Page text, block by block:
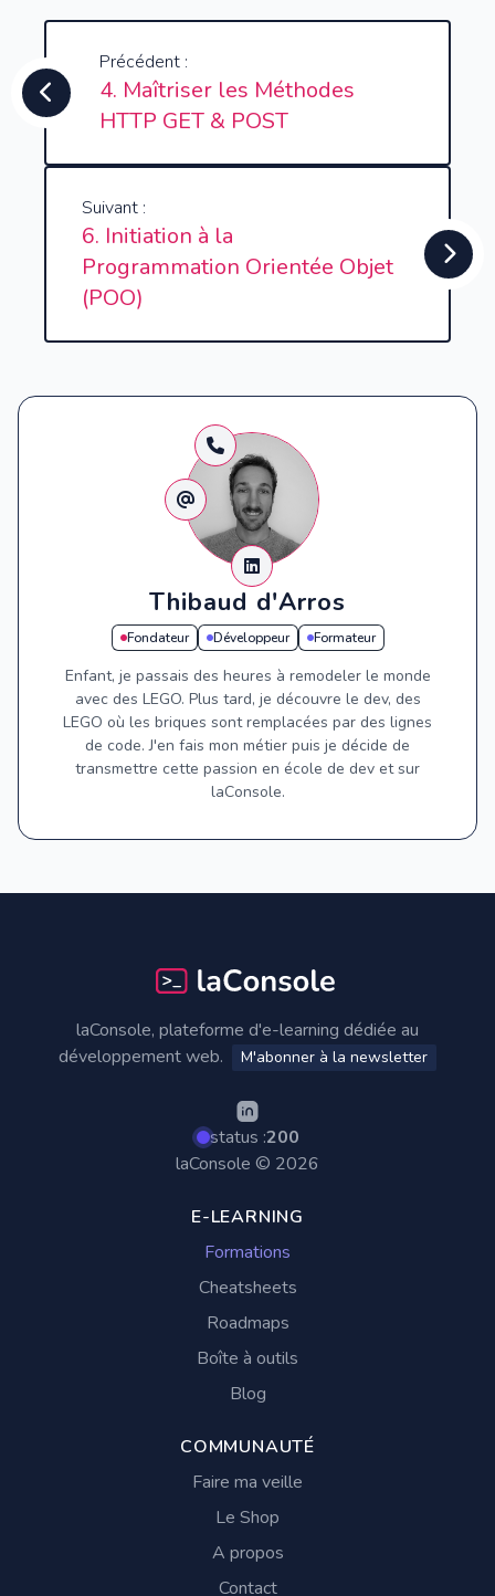
Précédent :
4. Maîtriser les Méthodes
HTTP GET & POST
Suivant :
6. Initiation à la
Programmation Orientée Objet
(POO)
Thibaud d'Arros
Fondateur Développeur Formateur
Enfant, je passais des heures à remodeler le monde
avec des LEGO. Plus tard, je découvre le dev, des
LEGO où les briques sont remplacées par des lignes
de code. J'en fais mon métier puis je décide de
transmettre cette passion en école de dev et sur
laConsole.
laConsole, plateforme d'e-learning dédiée au
développement web.
M'abonner à la newsletter
status :200
laConsole © 2026
E-LEARNING
Formations
Cheatsheets
Roadmaps
Boîte à outils
Blog
COMMUNAUTÉ
Faire ma veille
Le Shop
A propos
Contact